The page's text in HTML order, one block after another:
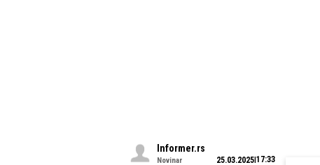
Informer.rs
Novinar 25.03.2025 17:33